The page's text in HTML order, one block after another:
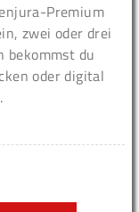
Premium
zwei oder drei
bekommst du
oder digital